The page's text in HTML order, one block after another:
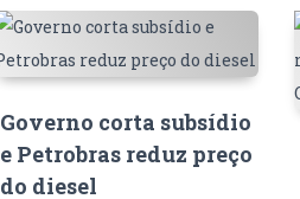
Governo corta subsídio
e Petrobras reduz preço
do diesel